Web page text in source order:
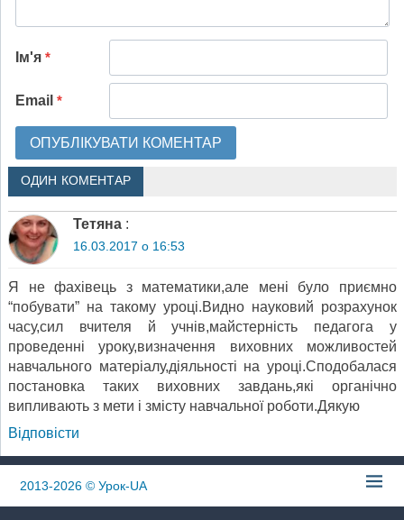
Ім'я *
Email *
ОДИН КОМЕНТАР
Тетяна :
16.03.2017 о 16:53
Я не фахівець з математики,але мені було приємно
“побувати” на такому уроці.Видно науковий розрахунок
часу,сил вчителя й учнів,майстерність педагога у
проведенні уроку,визначення виховних можливостей
навчального матеріалу,діяльності на уроці.Сподобалася
постановка таких виховних завдань,які органічно
випливають з мети і змісту навчальної роботи.Дякую
Відповіcти
2013-2026© Урок-UA